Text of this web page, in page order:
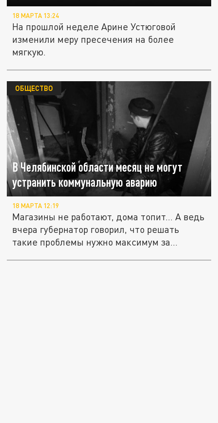
18 МАРТА 13:24
На прошлой неделе Арине Устюговой
изменили меру пресечения на более
мягкую.
В Челябинской области месяц не могут
устранить коммунальную аварию
ОБЩЕСТВО
18 МАРТА 12:19
Магазины не работают, дома топит… А ведь
вчера губернатор говорил, что решать
такие проблемы нужно максимум за...